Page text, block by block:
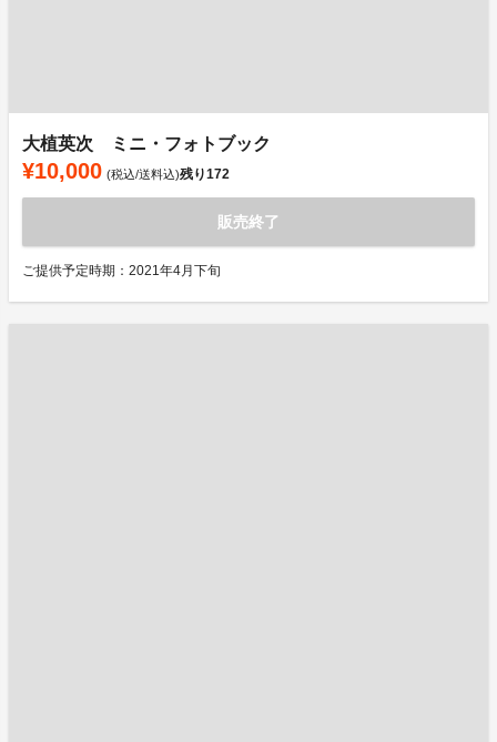
大植英次 ミニ・フォトブック
¥10,000 (税込/送料込)残り172
販売終了
ご提供予定時期：2021年4月下旬